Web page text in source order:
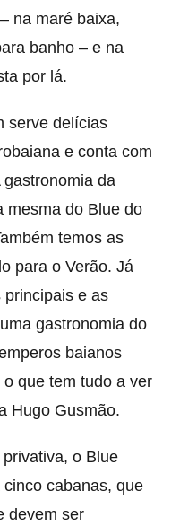
na maré baixa,
banho – e na
por lá.
serve delícias
e conta com
gastronomia da
mesma do Blue do
temos as
para o Verão. Já
principais e as
gastronomia do
baianos
que tem tudo a ver
Hugo Gusmão.
o Blue
cabanas, que
devem ser